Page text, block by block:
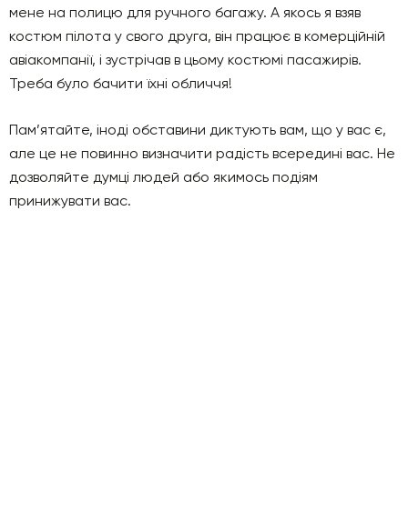
мене на полицю для ручного багажу. А якось я взяв
костюм пілота у свого друга, він працює в комерційній
авіакомпанії, і зустрічав в цьому костюмі пасажирів.
Треба було бачити їхні обличчя!
Пам’ятайте, іноді обставини диктують вам, що у вас є,
але це не повинно визначити радість всередині вас. Не
дозволяйте думці людей або якимось подіям
принижувати вас.